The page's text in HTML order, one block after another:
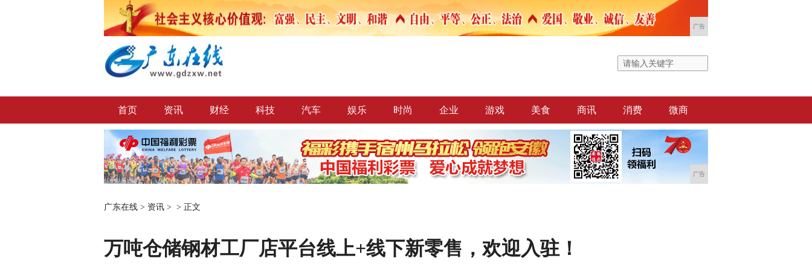
广告
首页 资讯 财经 科技 汽车 娱乐 时尚 企业 游戏 美食 商讯 消费 微商
广告
广东在线 > 资讯 > > 正文
万吨仓储钢材工厂店平台线上+线下新零售，欢迎入驻！